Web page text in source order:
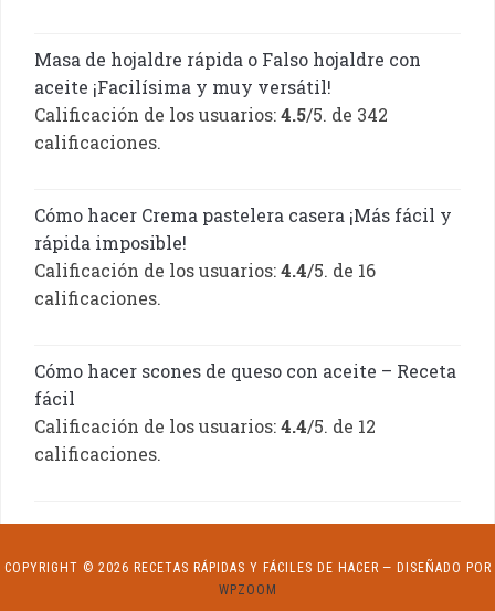
Masa de hojaldre rápida o Falso hojaldre con
aceite ¡Facilísima y muy versátil!
Calificación de los usuarios:4.5/5. de 342
calificaciones.
Cómo hacer Crema pastelera casera ¡Más fácil y
rápida imposible!
Calificación de los usuarios:4.4/5. de 16
calificaciones.
Cómo hacer scones de queso con aceite – Receta
fácil
Calificación de los usuarios:4.4/5. de 12
calificaciones.
COPYRIGHT © 2026 RECETAS RÁPIDAS Y FÁCILES DE HACER — DISEÑADO POR
WPZOOM